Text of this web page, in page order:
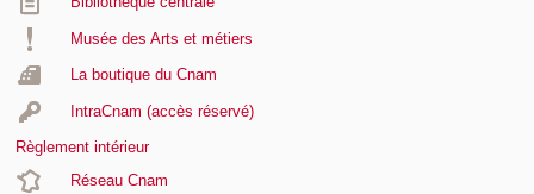
Musée des Arts et métiers
La boutique du Cnam
IntraCnam (accès réservé)
Règlement intérieur
Réseau Cnam